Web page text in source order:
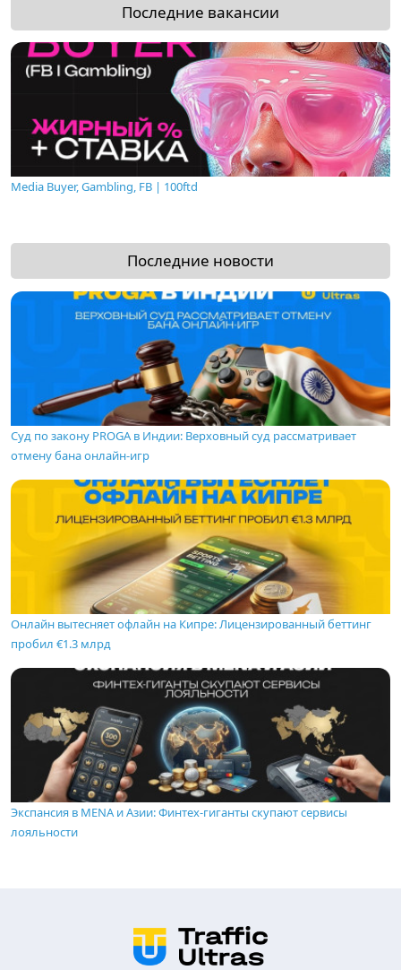
Последние вакансии
Media Buyer, Gambling, FB | 100ftd
Последние новости
Суд по закону PROGA в Индии: Верховный суд рассматривает
отмену бана онлайн-игр
Онлайн вытесняет офлайн на Кипре: Лицензированный беттинг
пробил €1.3 млрд
Экспансия в MENA и Азии: Финтех-гиганты скупают сервисы
лояльности